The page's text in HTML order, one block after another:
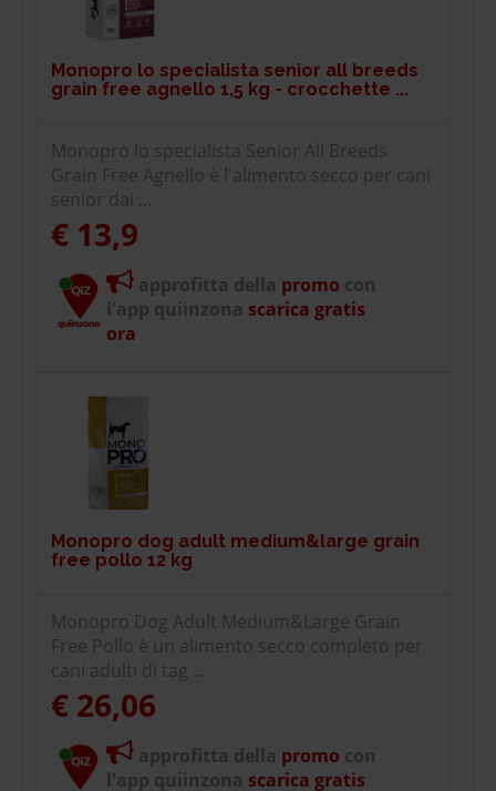
Monopro lo specialista senior all breeds
grain free agnello 1,5 kg - crocchette ...
Monopro lo specialista Senior All Breeds
Grain Free Agnello è l'alimento secco per cani
senior dai ...
€ 13,9
approfitta della promo con
l'app quiinzona scarica gratis
ora
Monopro dog adult medium&large grain
free pollo 12 kg
Monopro Dog Adult Medium&Large Grain
Free Pollo è un alimento secco completo per
cani adulti di tag ...
€ 26,06
approfitta della promo con
l'app quiinzona scarica gratis